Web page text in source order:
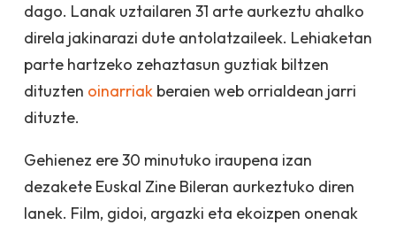
dago. Lanak uztailaren 31 arte aurkeztu ahalko
direla jakinarazi dute antolatzaileek. Lehiaketan
parte hartzeko zehaztasun guztiak biltzen
dituzten oinarriak beraien web orrialdean jarri
dituzte.
Gehienez ere 30 minutuko iraupena izan
dezakete Euskal Zine Bileran aurkeztuko diren
lanek. Film, gidoi, argazki eta ekoizpen onenak